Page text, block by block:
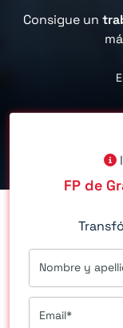
Consigue un
FP de
Nombre y
Email*